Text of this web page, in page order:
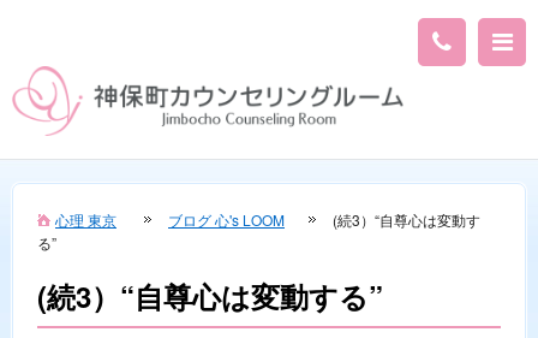
心理 東京 ブログ 心's LOOM
(続3）“自尊心は変動す
る”
(続3）“自尊心は変動する”